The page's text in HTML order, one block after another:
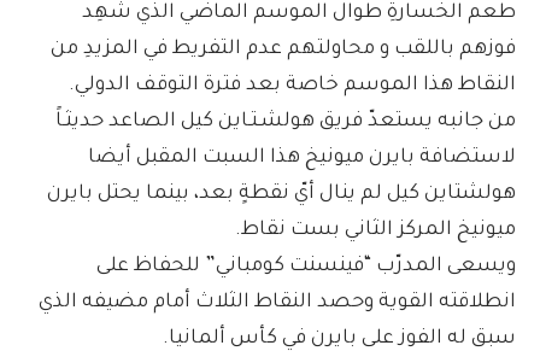
طعم الخسارةِ طوال الموسم الماضي الذي شهِد
فوزهم باللقب و محاولتهم عدم التفريط في المزيدِ من
النقاط هذا الموسم خاصة بعد فترة التوقف الدولي.
من جانبه يستعدّ فريق هولشـتـاين كيل الصاعد حديثـاً
لاستضافة بايرن ميونيخ هذا السبت المقبل أيضا
هولشتاين كيل لم ينال أيّ نقطةٍ بعد، بينما يحتل بايرن
ميونيخ المركز الثاني بست نقاط.
ويسعى المدرّب “فينسنت كومباني” للحفاظ على
انطلاقته القوية وحصد النقاط الثلاث أمام مضيفه الذي
سبق له الفوز على بايرن في كأس ألمانيا.